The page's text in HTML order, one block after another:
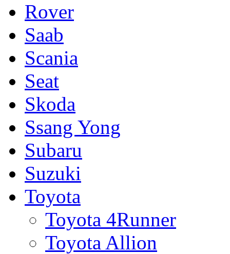
Rover
Saab
Scania
Seat
Skoda
Ssang Yong
Subaru
Suzuki
Toyota
Toyota 4Runner
Toyota Allion